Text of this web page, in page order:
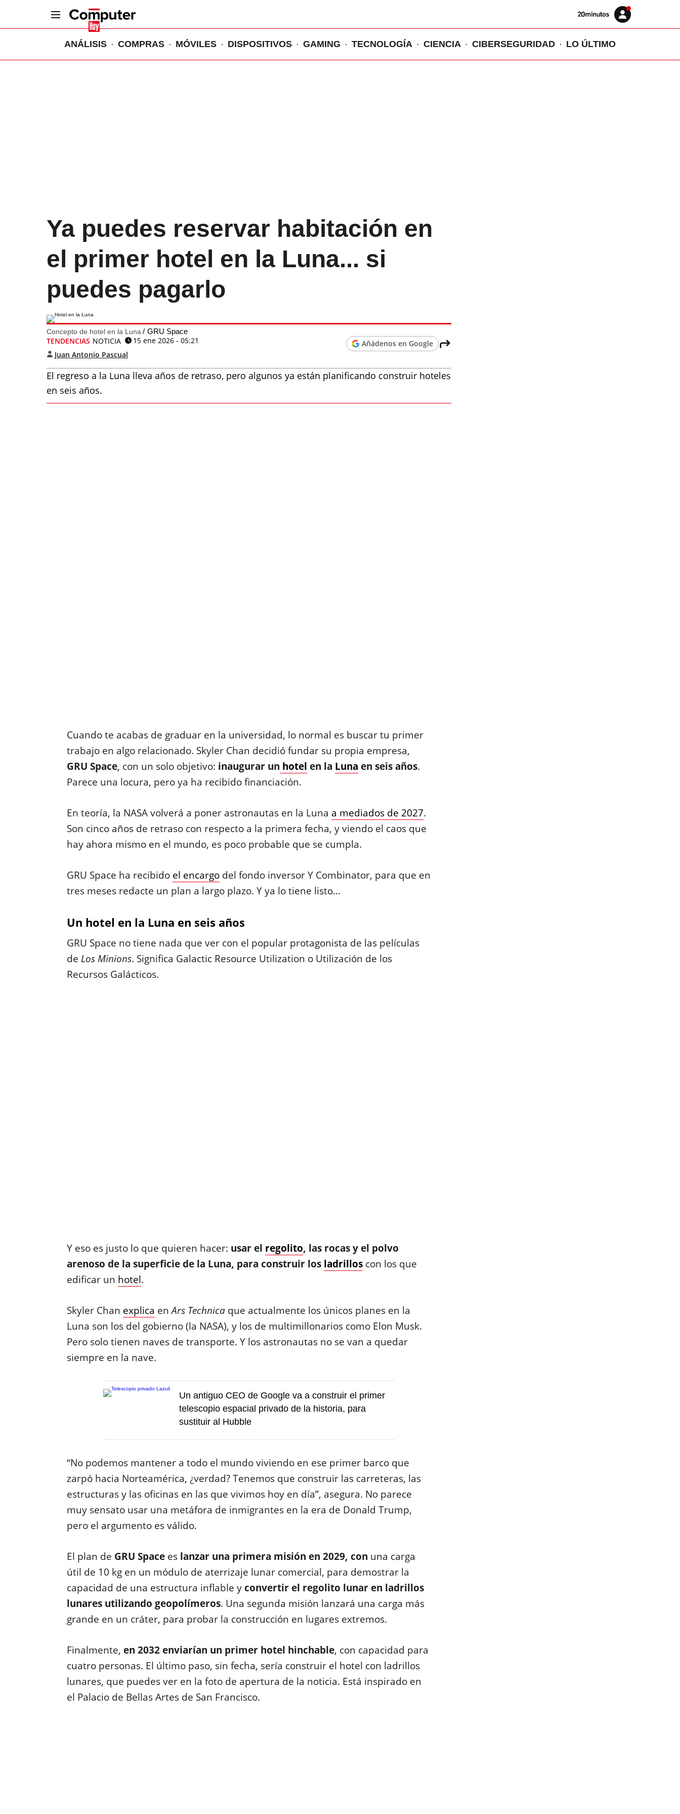
Volver
Iniciar
sesión
ANÁLISIS COMPRAS MÓVILES DISPOSITIVOS GAMING TECNOLOGÍA CIENCIA CIBERSEGURIDAD LO ÚLTIMO
Ya puedes reservar habitación en
el primer hotel en la Luna... si
puedes pagarlo
Concepto de hotel en la Luna GRU Space
TENDENCIAS NOTICIA
15 ene 2026 - 05:21
Juan Antonio Pascual
Añádenos en Google
El regreso a la Luna lleva años de retraso, pero algunos ya están planificando construir hoteles
en seis años.
Cuando te acabas de graduar en la universidad, lo normal es buscar tu primer
trabajo en algo relacionado. Skyler Chan decidió fundar su propia empresa,
GRU Space, con un solo objetivo: inaugurar un hotel en la Luna en seis años.
Parece una locura, pero ya ha recibido financiación.
En teoría, la NASA volverá a poner astronautas en la Luna a mediados de 2027.
Son cinco años de retraso con respecto a la primera fecha, y viendo el caos que
hay ahora mismo en el mundo, es poco probable que se cumpla.
GRU Space ha recibido el encargodel fondo inversor Y Combinator, para que en
tres meses redacte un plan a largo plazo. Y ya lo tiene listo…
Un hotel en la Luna en seis años
GRU Space no tiene nada que ver con el popular protagonista de las películas
de Los Minions. Significa Galactic Resource Utilization o Utilización de los
Recursos Galácticos.
Y eso es justo lo que quieren hacer: usar el regolito, las rocas y el polvo
arenoso de la superficie de la Luna, para construir los ladrilloscon los que
edificar un hotel.
Skyler Chan explica enArs Technicaque actualmente los únicos planes en la
Luna son los del gobierno (la NASA), y los de multimillonarios como Elon Musk.
Pero solo tienen naves de transporte. Y los astronautas no se van a quedar
siempre en la nave.
Un antiguo CEO de Google va a construir el primer
telescopio espacial privado de la historia, para
sustituir al Hubble
“No podemos mantener a todo el mundo viviendo en ese primer barco que
zarpó hacia Norteamérica, ¿verdad? Tenemos que construir las carreteras, las
estructuras y las oficinas en las que vivimos hoy en día”, asegura. No parece
muy sensato usar una metáfora de inmigrantes en la era de Donald Trump,
pero el argumento es válido.
El plan de GRU Spaceeslanzar una primera misión en 2029, con una carga
útil de 10 kg en un módulo de aterrizaje lunar comercial, para demostrar la
capacidad de una estructura inflable yconvertir el regolito lunar en ladrillos
lunares utilizando geopolímeros. Una segunda misión lanzará una carga más
grande en un cráter, para probar la construcción en lugares extremos.
Finalmente, en 2032 enviarían un primer hotel hinchable, con capacidad para
cuatro personas. El último paso, sin fecha, sería construir el hotel con ladrillos
lunares, que puedes ver en la foto de apertura de la noticia. Está inspirado en
el Palacio de Bellas Artes de San Francisco.